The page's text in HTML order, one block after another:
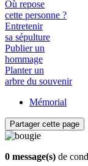
Où repose
cette personne ?
Entretenir
sa sépulture
Publier un
hommage
Planter un
arbre du souvenir
Mémorial
Partager cette page
0 message(s) de